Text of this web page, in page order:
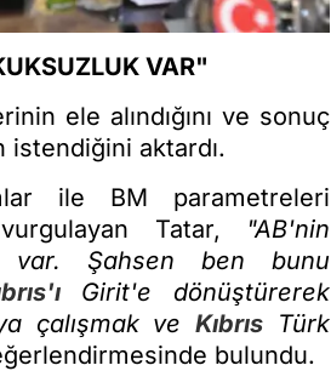
VAR"
ele alındığını ve sonuç
aktardı.
ile BM parametreleri
vurgulayan Tatar,
"AB'nin
var. Şahsen ben bunu
Girit'e dönüştürerek
çalışmak veKıbrıs Türk
bulundu.